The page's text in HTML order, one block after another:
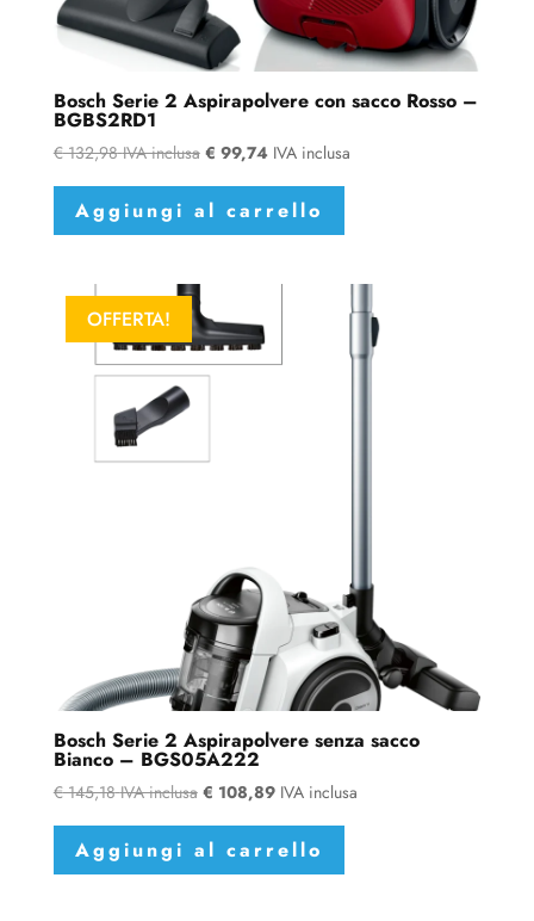
Bosch Serie 2 Aspirapolvere con sacco Rosso –
BGBS2RD1
€132,98 IVA inclusa € 99,74 IVA inclusa
Aggiungi al carrello
OFFERTA!
Bosch Serie 2 Aspirapolvere senza sacco
Bianco – BGS05A222
€145,18 IVA inclusa € 108,89 IVA inclusa
Aggiungi al carrello